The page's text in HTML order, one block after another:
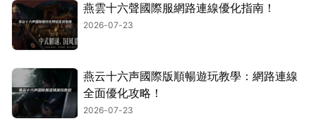
燕雲十六聲國際服網路連線優化指南！
2026-07-23
燕云十六声國際版順暢遊玩教學：網路連線
全面優化攻略！
2026-07-23